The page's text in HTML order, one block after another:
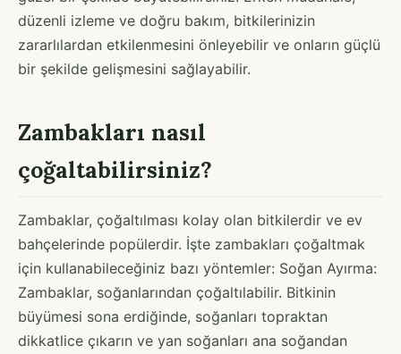
düzenli izleme ve doğru bakım, bitkilerinizin
zararlılardan etkilenmesini önleyebilir ve onların güçlü
bir şekilde gelişmesini sağlayabilir.
Zambakları nasıl
çoğaltabilirsiniz?
Zambaklar, çoğaltılması kolay olan bitkilerdir ve ev
bahçelerinde popülerdir. İşte zambakları çoğaltmak
için kullanabileceğiniz bazı yöntemler: Soğan Ayırma:
Zambaklar, soğanlarından çoğaltılabilir. Bitkinin
büyümesi sona erdiğinde, soğanları topraktan
dikkatlice çıkarın ve yan soğanları ana soğandan